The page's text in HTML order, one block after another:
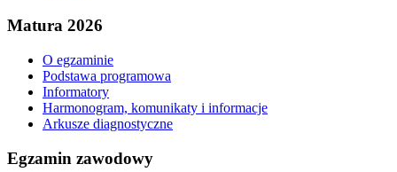
Matura 2026
O egzaminie
Podstawa programowa
Informatory
Harmonogram, komunikaty i informacje
Arkusze diagnostyczne
Egzamin zawodowy